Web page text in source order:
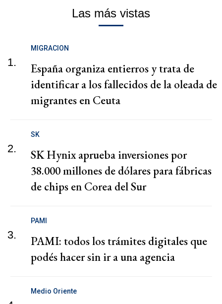
Las más vistas
1.
MIGRACION
España organiza entierros y trata de
identificar a los fallecidos de la oleada de
migrantes en Ceuta
2.
SK
SK Hynix aprueba inversiones por
38.000 millones de dólares para fábricas
de chips en Corea del Sur
3.
PAMI
PAMI: todos los trámites digitales que
podés hacer sin ir a una agencia
Medio Oriente